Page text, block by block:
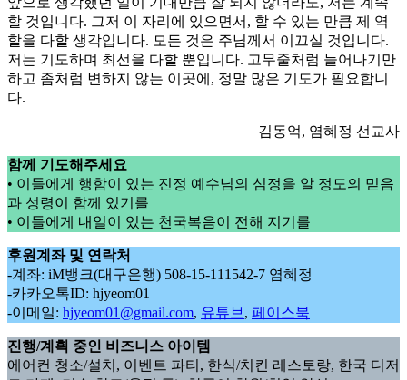
할 것입니다. 그저 이 자리에 있으면서, 할 수 있는 만큼 제 역
할을 다할 생각입니다. 모든 것은 주님께서 이끄실 것입니다.
저는 기도하며 최선을 다할 뿐입니다. 고무줄처럼 늘어나기만
하고 좀처럼 변하지 않는 이곳에, 정말 많은 기도가 필요합니
다.
김동억, 염혜정 선교사
함께 기도해주세요
• 이들에게 행함이 있는 진정 예수님의 심정을 알 정도의 믿음
과 성령이 함께 있기를
• 이들에게 내일이 있는 천국복음이 전해 지기를
후원계좌 및 연락처
-계좌: iM뱅크(대구은행) 508-15-111542-7 염혜정
-카카오톡ID: hjyeom01
-이메일: hjyeom01@gmail.com, 유튜브 , 페이스북
진행/계획 중인 비즈니스 아이템
에어컨 청소/설치, 이벤트 파티, 한식/치킨 레스토랑, 한국 디저